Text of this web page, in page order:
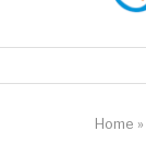
Home »